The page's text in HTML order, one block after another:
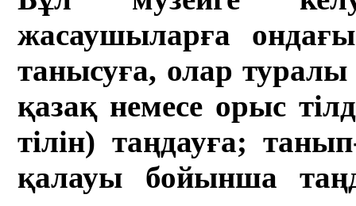
жасаушыларға
танысуға, олар туралы
қазақ немесе орыс
тілін) таңдауға;
қалауы бойынша